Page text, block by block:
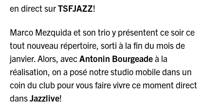
en direct surTSFJAZZ!
Marco Mezquida et son trio y présentent ce soir ce
tout nouveau répertoire, sorti à la fin du mois de
janvier. Alors, avecAntonin Bourgeadeà la
réalisation, on a posé notre studio mobile dans un
coin du club pour vous faire vivre ce moment direct
dansJazzlive!